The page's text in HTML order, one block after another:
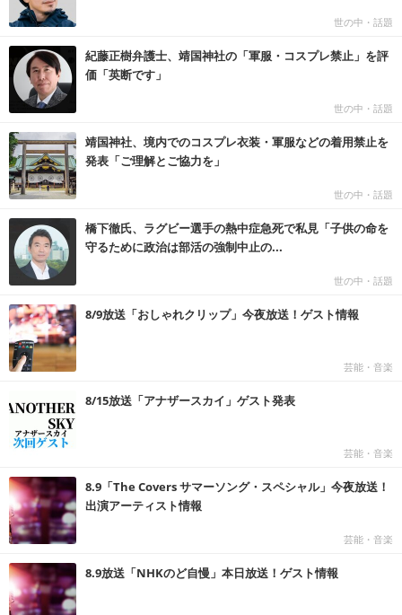
世の中・話題
紀藤正樹弁護士、靖国神社の「軍服・コスプレ禁止」を評
価「英断です」
世の中・話題
靖国神社、境内でのコスプレ衣装・軍服などの着用禁止を
発表「ご理解とご協力を」
世の中・話題
橋下徹氏、ラグビー選手の熱中症急死で私見「子供の命を
守るために政治は部活の強制中止の...
世の中・話題
8/9放送「おしゃれクリップ」今夜放送！ゲスト情報
芸能・音楽
8/15放送「アナザースカイ」ゲスト発表
芸能・音楽
8.9「The Covers サマーソング・スペシャル」今夜放送！
出演アーティスト情報
芸能・音楽
8.9放送「NHKのど自慢」本日放送！ゲスト情報